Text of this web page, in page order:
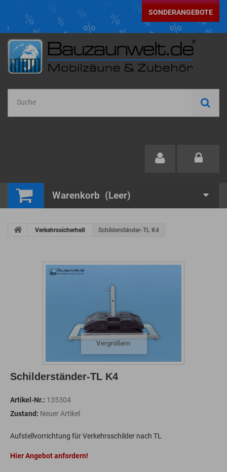
SONDERANGEBOTE
Warenkorb (Leer)
Verkehrssicherheit Schilderständer-TL K4
Vergrößern
Schilderständer-TL K4
Artikel-Nr.: 135304
Zustand: Neuer Artikel
Aufstellvorrichtung für Verkehrsschilder nach TL
Hier Angebot anfordern!